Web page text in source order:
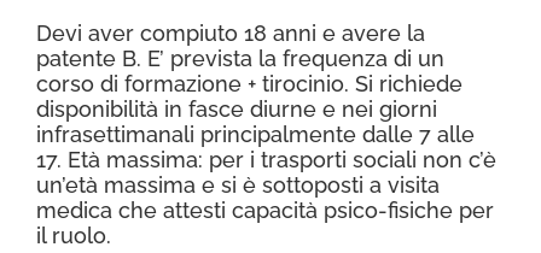
Devi aver compiuto 18 anni e avere la
patente B. E’ prevista la frequenza di un
corso di formazione + tirocinio. Si richiede
disponibilità in fasce diurne e nei giorni
infrasettimanali principalmente dalle 7 alle
17. Età massima: per i trasporti sociali non c’è
un’età massima e si è sottoposti a visita
medica che attesti capacità psico-fisiche per
il ruolo.